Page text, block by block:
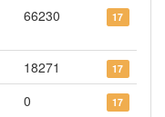
66230 17
18271 17
0 17